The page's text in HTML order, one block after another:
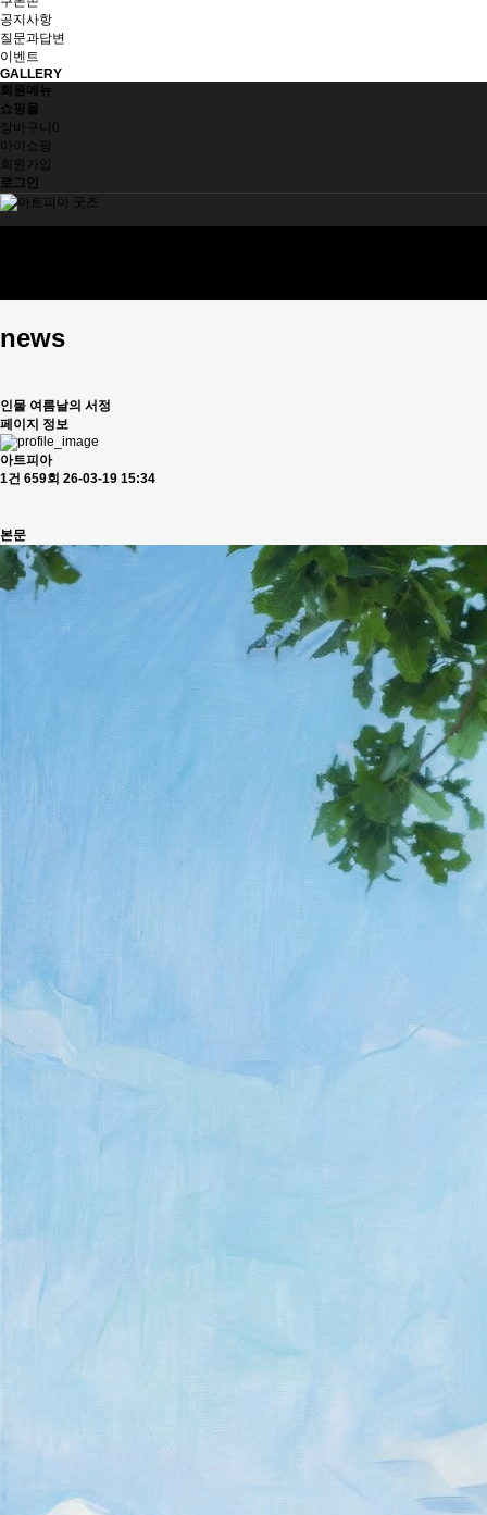
공지사항
질문과답변
이벤트
GALLERY
회원메뉴
쇼핑몰
장바구니 0
마이쇼핑
회원가입
로그인
news
인물 여름날의 서정
페이지 정보
아트피아
1건 659회 26-03-19 15:34
본문